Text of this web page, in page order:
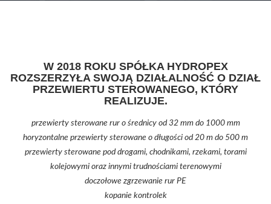
W 2018 ROKU SPÓŁKA HYDROPEX
ROZSZERZYŁA SWOJĄ DZIAŁALNOŚĆ O DZIAŁ
PRZEWIERTU STEROWANEGO, KTÓRY
REALIZUJE.
przewierty sterowane rur o średnicy od 32 mm do 1000 mm
horyzontalne przewierty sterowane o długości od 20 m do 500 m
przewierty sterowane pod drogami, chodnikami, rzekami, torami
kolejowymi oraz innymi trudnościami terenowymi
doczołowe zgrzewanie rur PE
kopanie kontrolek